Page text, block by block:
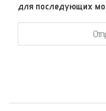
для последующих